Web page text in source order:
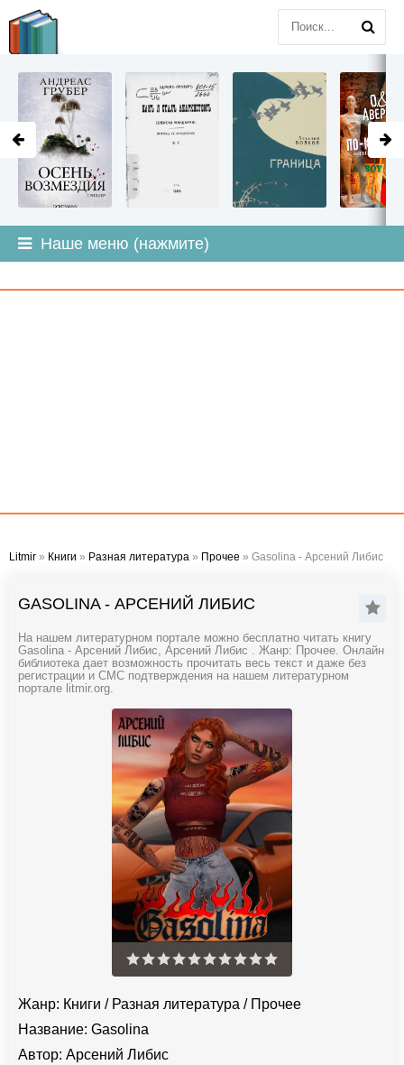
Наше меню (нажмите)
Litmir » Книги » Разная литература » Прочее » Gasolina - Арсений Либис
GASOLINA - АРСЕНИЙ ЛИБИС
На нашем литературном портале можно бесплатно читать книгу
Gasolina - Арсений Либис, Арсений Либис . Жанр: Прочее. Онлайн
библиотека дает возможность прочитать весь текст и даже без
регистрации и СМС подтверждения на нашем литературном
портале litmir.org.
Жанр: Книги / Разная литература / Прочее
Название: Gasolina
Автор: Арсений Либис
LITMIR.ORG